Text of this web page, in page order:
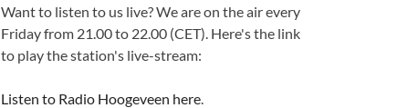
Want to listen to us live? We are on the air every
Friday from 21.00 to 22.00 (CET). Here's the link
to play the station's live-stream:
Listen to Radio Hoogeveen here.